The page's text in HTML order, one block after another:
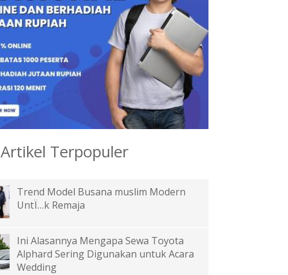
Artikel Terpopuler
Trend Model Busana muslim Modern
UntÏ…k Remaja
Ini Alasannya Mengapa Sewa Toyota
Alphard Sering Digunakan untuk Acara
Wedding